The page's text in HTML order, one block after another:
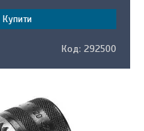
Купити
292500